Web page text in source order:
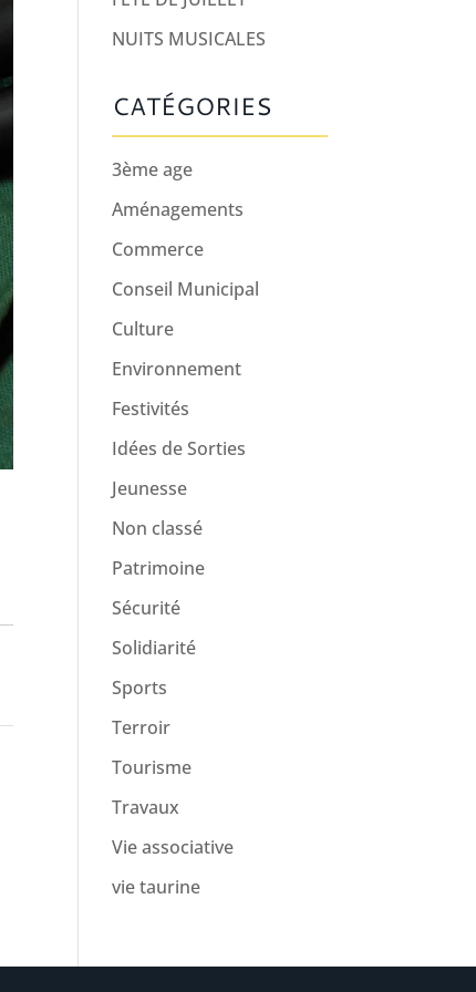
NUITS MUSICALES
CATÉGORIES
3ème age
Aménagements
Commerce
Conseil Municipal
Culture
Environnement
Festivités
Idées de Sorties
Jeunesse
Non classé
Patrimoine
Sécurité
Solidiarité
Sports
Terroir
Tourisme
Travaux
Vie associative
vie taurine